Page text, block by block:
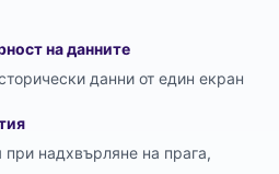
на данните
данни от един екран
при надхвърляне на прага,